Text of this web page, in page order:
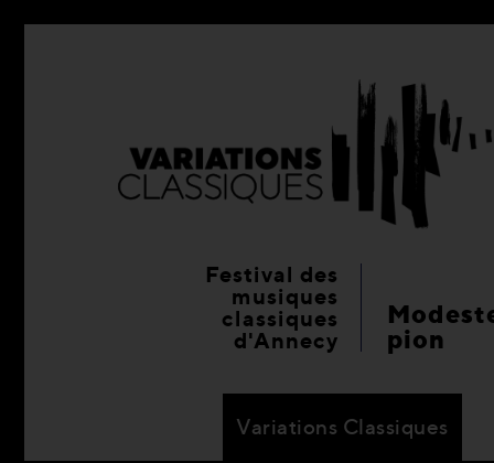
Festival des
musiques
classiques
d'Annecy
pion
Variations Classiques